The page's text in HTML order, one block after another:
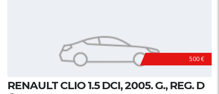
500 €
RENAULT CLIO 1.5 DCI, 2005. G., REG. D